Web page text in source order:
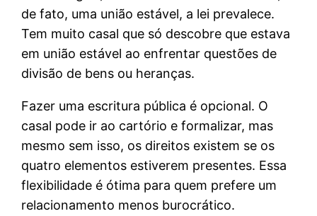
de fato, uma união estável, a lei prevalece.
Tem muito casal que só descobre que estava
em união estável ao enfrentar questões de
divisão de bens ou heranças.
Fazer uma escritura pública é opcional. O
casal pode ir ao cartório e formalizar, mas
mesmo sem isso, os direitos existem se os
quatro elementos estiverem presentes. Essa
flexibilidade é ótima para quem prefere um
relacionamento menos burocrático.